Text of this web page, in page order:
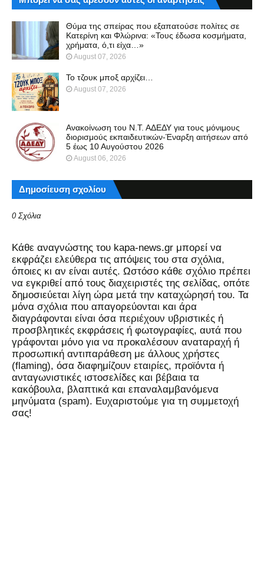
Θύμα της σπείρας που εξαπατούσε πολίτες σε
Κατερίνη και Φλώρινα: «Τους έδωσα κοσμήματα,
χρήματα, ό,τι είχα…»
August 07, 2026
Το τζουκ μπoξ αρχίζει…
August 07, 2026
Ανακοίνωση του Ν.Τ. ΑΔΕΔΥ για τους μόνιμους
διορισμούς εκπαιδευτικών-Έναρξη αιτήσεων από
5 έως 10 Αυγούστου 2026
August 06, 2026
Δημοσίευση σχολίου
0 Σχόλια
Kάθε αναγνώστης του kapa-news.gr μπορεί να
εκφράζει ελεύθερα τις απόψεις του στα σχόλια,
όποιες κι αν είναι αυτές. Ωστόσο κάθε σχόλιο πρέπει
να εγκριθεί από τους διαχειριστές της σελίδας, οπότε
δημοσιεύεται λίγη ώρα μετά την καταχώρησή του. Τα
μόνα σχόλια που απαγορεύονται και άρα
διαγράφονται είναι όσα περιέχουν υβριστικές ή
προσβλητικές εκφράσεις ή φωτογραφίες, αυτά που
γράφονται μόνο για να προκαλέσουν αναταραχή ή
προσωπική αντιπαράθεση με άλλους χρήστες
(flaming), όσα διαφημίζουν εταιρίες, προϊόντα ή
ανταγωνιστικές ιστοσελίδες και βέβαια τα
κακόβουλα, βλαπτικά και επαναλαμβανόμενα
μηνύματα (spam). Ευχαριστούμε για τη συμμετοχή
σας!